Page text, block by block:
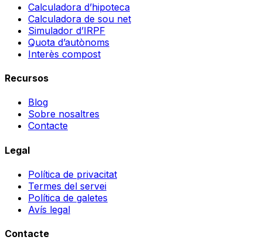
Calculadora d’hipoteca
Calculadora de sou net
Simulador d’IRPF
Quota d’autònoms
Interès compost
Recursos
Blog
Sobre nosaltres
Contacte
Legal
Política de privacitat
Termes del servei
Política de galetes
Avís legal
Contacte